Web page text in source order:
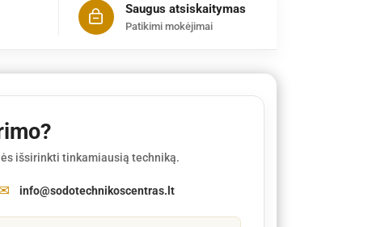
Saugus atsiskaitymas
Patikimi mokėjimai
išsirinkti tinkamiausią techniką.
info@sodotechnikoscentras.lt